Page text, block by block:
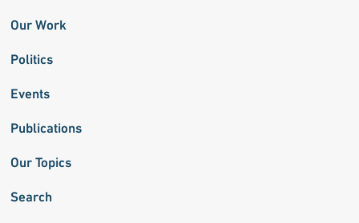
Our Work
Politics
Events
Publications
Our Topics
Search